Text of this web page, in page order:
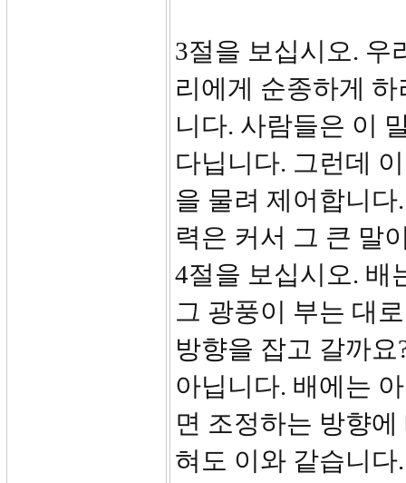
3절을 보십시오. 우
리에게 순종하게
니다. 사람들은 이
다닙니다. 그런데
을 물려 제어합니
력은 커서 그 큰 말
4절을 보십시오. 배
그 광풍이 부는 대
방향을 잡고 갈까
아닙니다. 배에는
면 조정하는 방향
혀도 이와 같습니